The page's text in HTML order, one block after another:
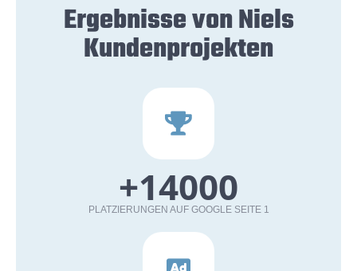
Ergebnisse von Niels
Kundenprojekten
PLATZIERUNGEN AUF GOOGLE SEITE 1
+14000